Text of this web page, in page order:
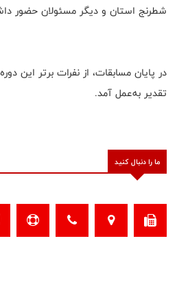
شطرنج استان و دیگر مسئولان حضور
در پایان مسابقات، از نفرات برتر این
تقدیر به‌عمل آمد.
ما را دنبال کنید